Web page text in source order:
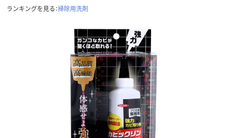
ランキングを見る：掃除用洗剤